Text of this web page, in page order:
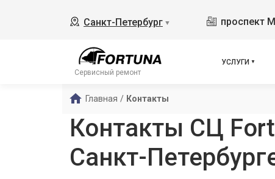
Санкт-Петербург ▼ проспект
Сервисный ремонт
УСЛУГИ
Главная / Контакты
Контакты СЦ
Санкт-